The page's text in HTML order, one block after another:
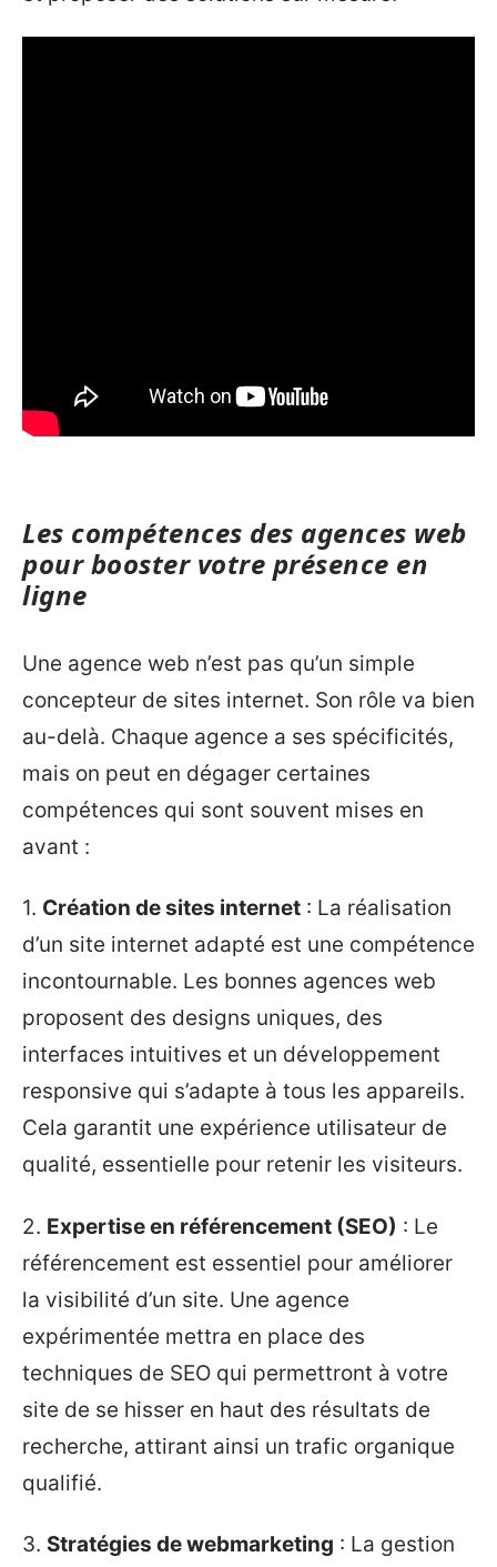
Les compétences des agences web
pour booster votre présence en
ligne
Une agence web n’est pas qu’un simple
concepteur de sites internet. Son rôle va bien
au-delà. Chaque agence a ses spécificités,
mais on peut en dégager certaines
compétences qui sont souvent mises en
avant :
1. Création de sites internet : La réalisation
d’un site internet adapté est une compétence
incontournable. Les bonnes agences web
proposent des designs uniques, des
interfaces intuitives et un développement
responsive qui s’adapte à tous les appareils.
Cela garantit une expérience utilisateur de
qualité, essentielle pour retenir les visiteurs.
2. Expertise en référencement (SEO) : Le
référencement est essentiel pour améliorer
la visibilité d’un site. Une agence
expérimentée mettra en place des
techniques de SEO qui permettront à votre
site de se hisser en haut des résultats de
recherche, attirant ainsi un trafic organique
qualifié.
3. Stratégies de webmarketing : La gestion